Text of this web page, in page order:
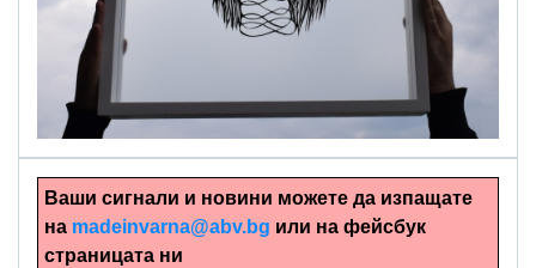
Ръчно изрязани картини
Ваши сигнали и новини можете да изпащате
на madeinvarna@abv.bg или на фейсбук
страницата ни